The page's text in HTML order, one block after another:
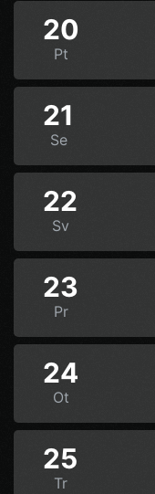
20
Pt
21
Se
22
Sv
23
Pr
24
Ot
25
Tr